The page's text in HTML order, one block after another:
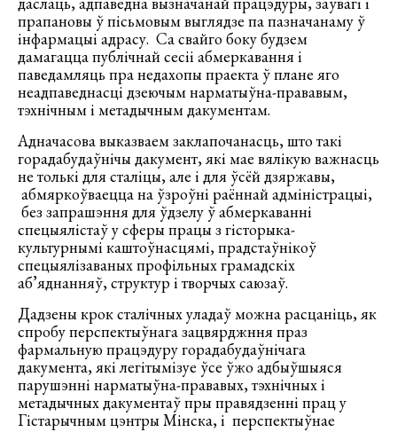
прапановы ў пісьмовым выглядзе па пазначанаму ў
інфармацыі адрасу. Са свайго боку будзем
дамагацца публічнай сесіі абмеркавання і
паведамляць пра недахопы праекта ў плане яго
неадпаведнасці дзеючым нарматыўна-прававым,
тэхнічным і метадычным дакументам.
Адначасова выказваем заклапочанасць, што такі
горадабудаўнічы дакумент, які мае вялікую важнасць
не толькі для сталіцы, але і для ўсёй дзяржавы,
абмяркоўваецца на ўзроўні раённай адміністрацыі,
без запрашэння для ўдзелу ў абмеркаванні
спецыялістаў у сферы працы з гісторыка-
культурнымі каштоўнасцямі, прадстаўнікоў
спецыялізаваных профільных грамадскіх
аб’яднанняў, структур і творчых саюзаў.
Дадзены крок сталічных уладаў можна расцаніць, як
спробу перспектыўнага зацвярджння праз
фармальную працэдуру горадабудаўнічага
дакумента, які легітымізуе ўсе ўжо адбыўшыяся
парушэнні нарматыўна-прававых, тэхнічных і
метадычных дакументаў пры правядзенні прац у
Гістарычным цэнтры Мінска, і перспектыўнае